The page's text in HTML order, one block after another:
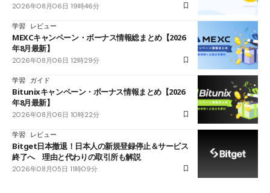
2026年08月06日 19時46分
学習 レビュー
MEXCキャンペーン・ボーナス情報総まとめ【2026
年8月最新】
2026年08月06日 12時29分
学習 ガイド
Bitunixキャンペーン・ボーナス情報まとめ【2026
年8月最新】
2026年08月06日 10時22分
学習 レビュー
Bitget日本撤退！日本人の新規登録停止＆サービス
終了へ 理由と代わりの取引所も解説
2026年08月05日 11時09分